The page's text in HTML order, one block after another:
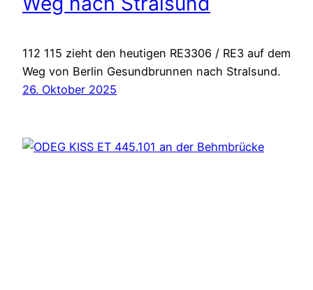
112 115 zieht den heutigen RE3306 / RE3 auf dem
Weg von Berlin Gesundbrunnen nach Stralsund.
26. Oktober 2025